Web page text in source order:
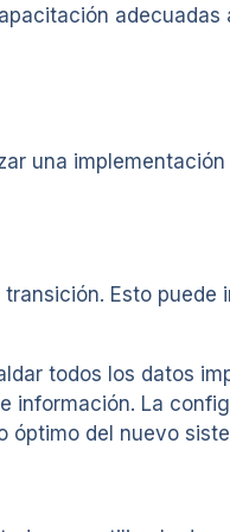
adecuadas
una
Esto puede
todos los datos
información. La
óptimo del nuevo